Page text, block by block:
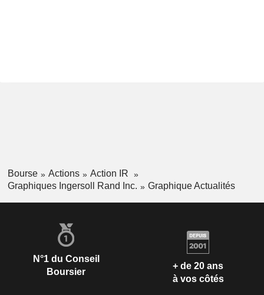
Bourse Actions
Action IR
Graphiques Ingersoll Rand Inc.
Graphique Actualités
N°1 du Conseil
Boursier
+ de 20 ans
à vos côtés